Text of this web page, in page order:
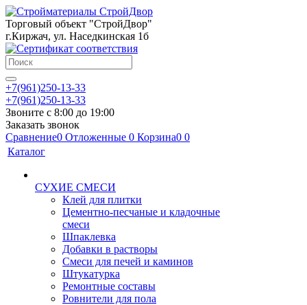
Торговый объект "СтройДвор"
г.Киржач, ул. Наседкинская 1б
+7(961)250-13-33
+7(961)250-13-33
Звоните с 8:00 до 19:00
Заказать звонок
Сравнение0 Отложенные 0 Корзина0 0
Каталог
СУХИЕ СМЕСИ
Клей для плитки
Цементно-песчаные и кладочные
смеси
Шпаклевка
Добавки в растворы
Смеси для печей и каминов
Штукатурка
Ремонтные составы
Ровнители для пола